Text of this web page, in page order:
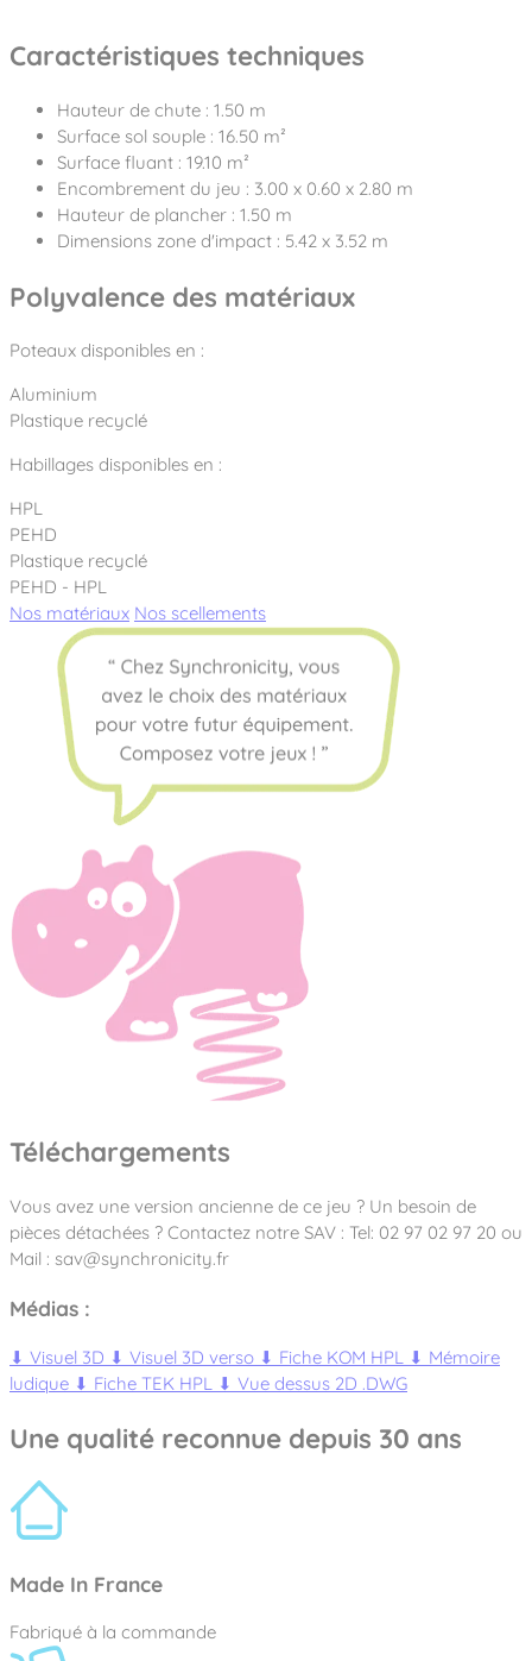
Caractéristiques techniques
Hauteur de chute : 1.50 m
Surface sol souple : 16.50 m²
Surface fluant : 19.10 m²
Encombrement du jeu : 3.00 x 0.60 x 2.80 m
Hauteur de plancher : 1.50 m
Dimensions zone d'impact : 5.42 x 3.52 m
Polyvalence des matériaux
Poteaux disponibles en :
Aluminium
Plastique recyclé
Habillages disponibles en :
HPL
PEHD
Plastique recyclé
PEHD - HPL
Nos matériaux Nos scellements
Téléchargements
Vous avez une version ancienne de ce jeu ? Un besoin de
pièces détachées ? Contactez notre SAV : Tel: 02 97 02 97 20 ou
Mail : sav@synchronicity.fr
Médias :
⬇ Visuel 3D ⬇ Visuel 3D verso ⬇ Fiche KOM HPL ⬇ Mémoire
ludique ⬇ Fiche TEK HPL ⬇ Vue dessus 2D .DWG
Une qualité reconnue depuis 30 ans
Made In France
Fabriqué à la commande